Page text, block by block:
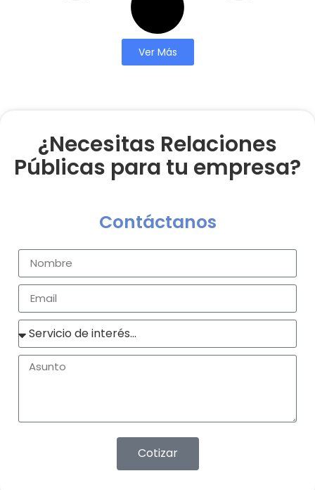
Ver Más
¿Necesitas Relaciones
Públicas para tu empresa?
Contáctanos
Cotizar